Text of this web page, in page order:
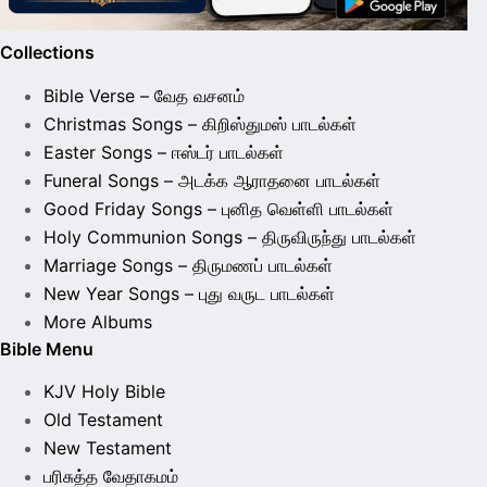
Collections
Bible Verse – வேத வசனம்
Christmas Songs – கிறிஸ்துமஸ் பாடல்கள்
Easter Songs – ஈஸ்டர் பாடல்கள்
Funeral Songs – அடக்க ஆராதனை பாடல்கள்
Good Friday Songs – புனித வெள்ளி பாடல்கள்
Holy Communion Songs – திருவிருந்து பாடல்கள்
Marriage Songs – திருமணப் பாடல்கள்
New Year Songs – புது வருட பாடல்கள்
More Albums
Bible Menu
KJV Holy Bible
Old Testament
New Testament
பரிசுத்த வேதாகமம்